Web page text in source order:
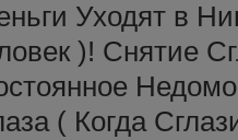
Уходят в
)! Снятие
( Когда